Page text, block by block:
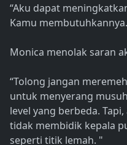
“Aku dapat
Kamu
Monica menolak saran
“Tolong jangan
untuk menyerang
level yang berbeda.
tidak membidik kepala
seperti titik lemah. "